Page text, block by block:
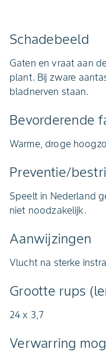
Schadebeeld
Gaten en vraat aan
plant. Bij zware
bladnerven staan.
Bevorderende
Warme, droge
Preventie/
Speelt in Nederland
niet noodzakelijk.
Aanwijzingen
Vlucht na sterke
Grootte rups
24 x 3,7
Verwarring